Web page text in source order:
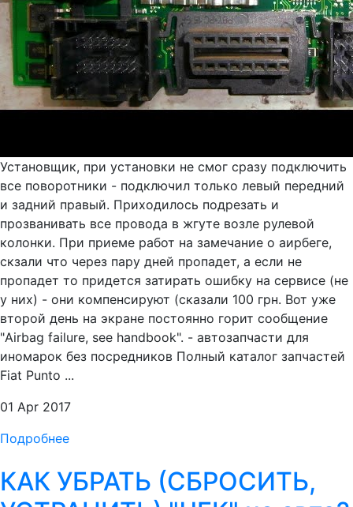
Установщик, при установки не смог сразу подключить
все поворотники - подключил только левый передний
и задний правый. Приходилось подрезать и
прозванивать все провода в жгуте возле рулевой
колонки. При приеме работ на замечание о аирбеге,
скзали что через пару дней пропадет, а если не
пропадет то придется затирать ошибку на сервисе (не
у них) - они компенсируют (сказали 100 грн. Вот уже
второй день на экране постоянно горит сообщение
"Airbag failure, see handbook". - автозапчасти для
иномарок без посредников Полный каталог запчастей
Fiat Punto ...
01 Apr 2017
Подробнее
КАК УБРАТЬ (СБРОСИТЬ,